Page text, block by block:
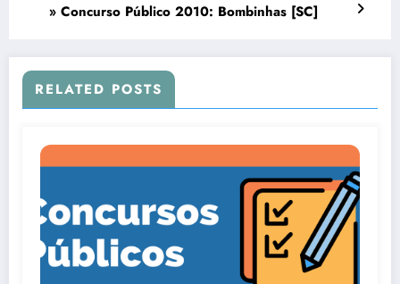
» Concurso Público 2010: Bombinhas [SC]
RELATED POSTS